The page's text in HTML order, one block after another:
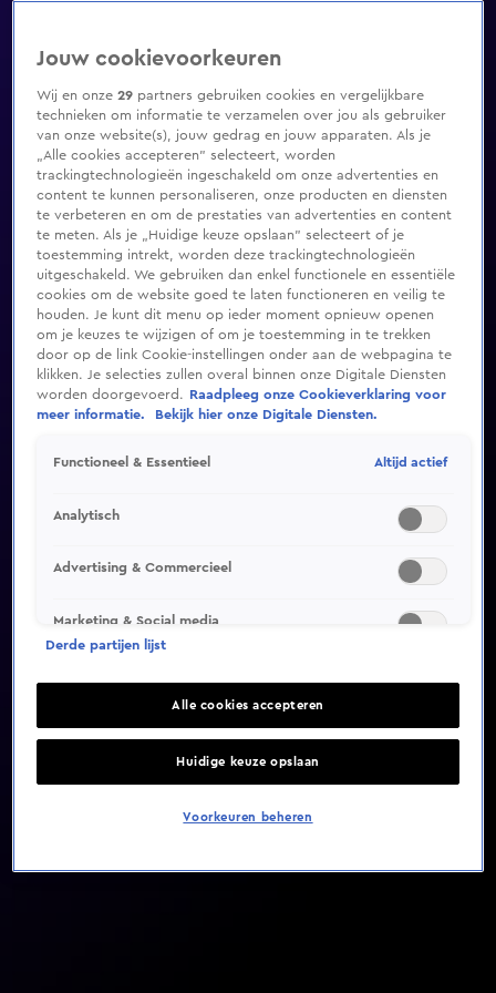
Video helaas niet gevonden
Jouw cookievoorkeuren
Wij en onze29 partners gebruiken cookies en vergelijkbare
technieken om informatie te verzamelen over jou als gebruiker
van onze website(s), jouw gedrag en jouw apparaten. Als je
„Alle cookies accepteren” selecteert, worden
trackingtechnologieën ingeschakeld om onze advertenties en
content te kunnen personaliseren, onze producten en diensten
te verbeteren en om de prestaties van advertenties en content
te meten. Als je „Huidige keuze opslaan” selecteert of je
toestemming intrekt, worden deze trackingtechnologieën
uitgeschakeld. We gebruiken dan enkel functionele en essentiële
cookies om de website goed te laten functioneren en veilig te
houden. Je kunt dit menu op ieder moment opnieuw openen
om je keuzes te wijzigen of om je toestemming in te trekken
door op de link Cookie-instellingen onder aan de webpagina te
klikken. Je selecties zullen overal binnen onze Digitale Diensten
worden doorgevoerd.
Raadpleeg onze Cookieverklaring voor
meer informatie.
Bekijk hier onze Digitale Diensten.
Functioneel & Essentieel Altijd actief
Analytisch
Advertising & Commercieel
Marketing & Social media
Derde partijen lijst
Alle cookies accepteren
Huidige keuze opslaan
Voorkeuren beheren